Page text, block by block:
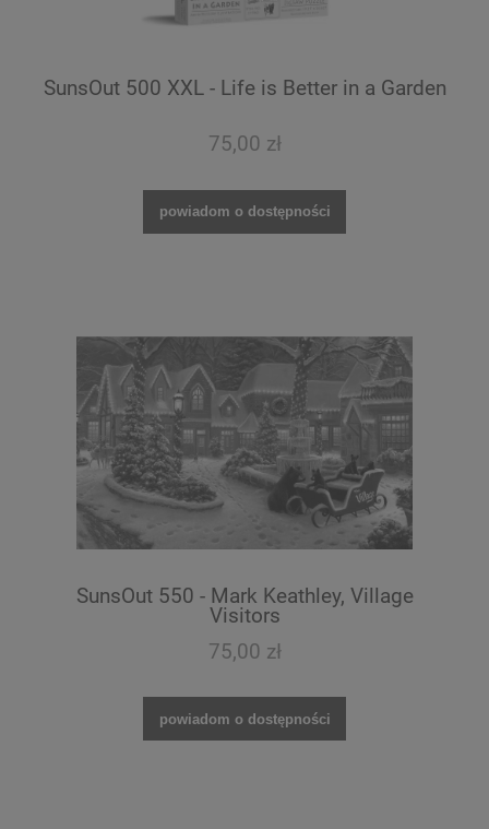
SunsOut 500 XXL - Life is Better in a Garden
75,00 zł
powiadom o dostępności
SunsOut 550 - Mark Keathley, Village
Visitors
75,00 zł
powiadom o dostępności